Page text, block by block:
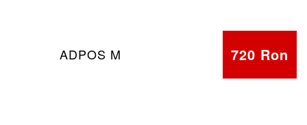
ADPOS M 720 Ron